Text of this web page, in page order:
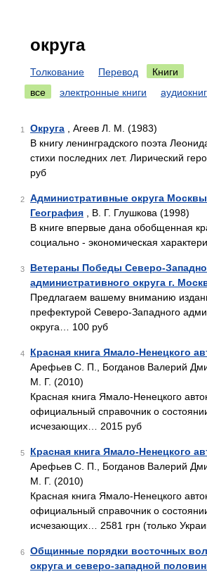
округа
Толкование Перевод
Книги
все
электронные книги
1 Округа , Агеев Л. М. (1983)
В книгу ленинградского поэта
стихи последних лет. Лирический
руб
2
Административные округа
География , В. Г. Глушкова (1998)
В книге впервые дана обобщенная
социально - экономическая
3
Ветераны Победы Северо-
административного округа г.
Предлагаем вашему вниманию
префектурой Северо-Западного
округа… 100 руб
4 Красная книга Ямало-Ненецкого
Арефьев С. П., Богданов Валерий
М. Г. (2010)
Красная книга Ямало-Ненецкого
официальный справочник о
исчезающих… 2015 руб
5 Красная книга Ямало-Ненецкого
Арефьев С. П., Богданов Валерий
М. Г. (2010)
Красная книга Ямало-Ненецкого
официальный справочник о
исчезающих… 2581 грн (только
6
Общинные порядки восточных
округа и северо-западной